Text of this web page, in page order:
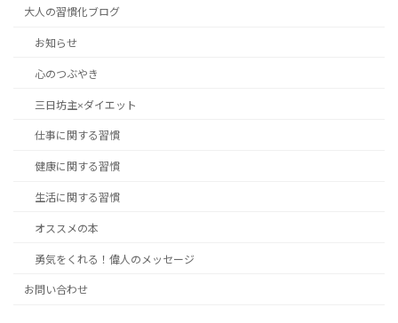
大人の習慣化ブログ
お知らせ
心のつぶやき
三日坊主×ダイエット
仕事に関する習慣
健康に関する習慣
生活に関する習慣
オススメの本
勇気をくれる！偉人のメッセージ
お問い合わせ